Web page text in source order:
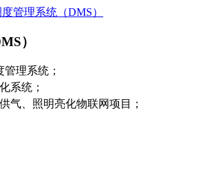
管理系统（DMS）
）
管理系统；
系统；
气、照明亮化物联网项目；